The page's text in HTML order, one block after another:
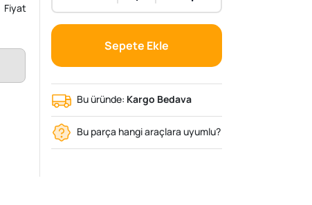
Fiyat
Sepete Ekle
Bu üründe: Kargo Bedava
Bu parça hangi araçlara uyumlu?